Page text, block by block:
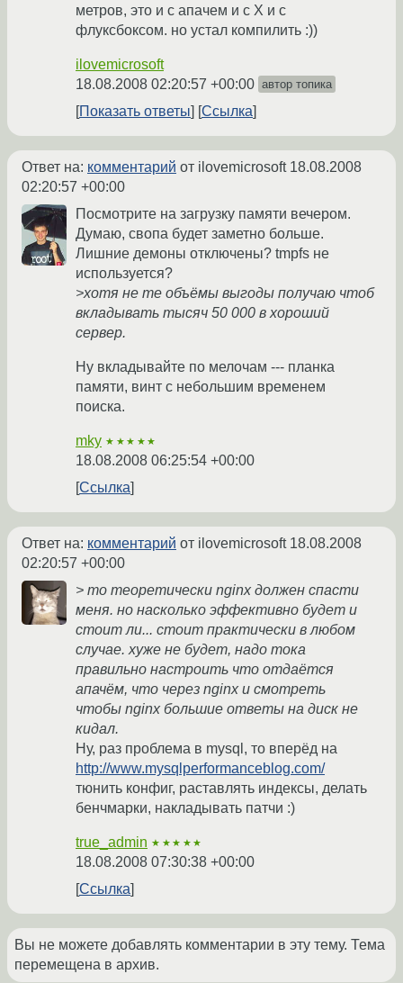
метров, это и с апачем и с Х и с
флуксбоксом. но устал компилить :))
ilovemicrosoft
18.08.2008 02:20:57 +00:00 автор топика
Показать ответы Ссылка
Ответ на: комментарий от ilovemicrosoft 18.08.2008
02:20:57 +00:00
Посмотрите на загрузку памяти вечером.
Думаю, свопа будет заметно больше.
Лишние демоны отключены? tmpfs не
используется?
>хотя не те объёмы выгоды получаю чтоб
вкладывать тысяч 50 000 в хороший
сервер.
Ну вкладывайте по мелочам --- планка
памяти, винт с небольшим временем
поиска.
mky ★★★★★
18.08.2008 06:25:54 +00:00
Ссылка
Ответ на: комментарий от ilovemicrosoft 18.08.2008
02:20:57 +00:00
> то теоретически nginx должен спасти
меня. но насколько эффективно будет и
стоит ли... стоит практически в любом
случае. хуже не будет, надо тока
правильно настроить что отдаётся
апачём, что через nginx и смотреть
чтобы nginx большие ответы на диск не
кидал.
Ну, раз проблема в mysql, то вперёд на
http://www.mysqlperformanceblog.com/
тюнить конфиг, раставлять индексы, делать
бенчмарки, накладывать патчи :)
true_admin ★★★★★
18.08.2008 07:30:38 +00:00
Ссылка
Вы не можете добавлять комментарии в эту тему. Тема
перемещена в архив.